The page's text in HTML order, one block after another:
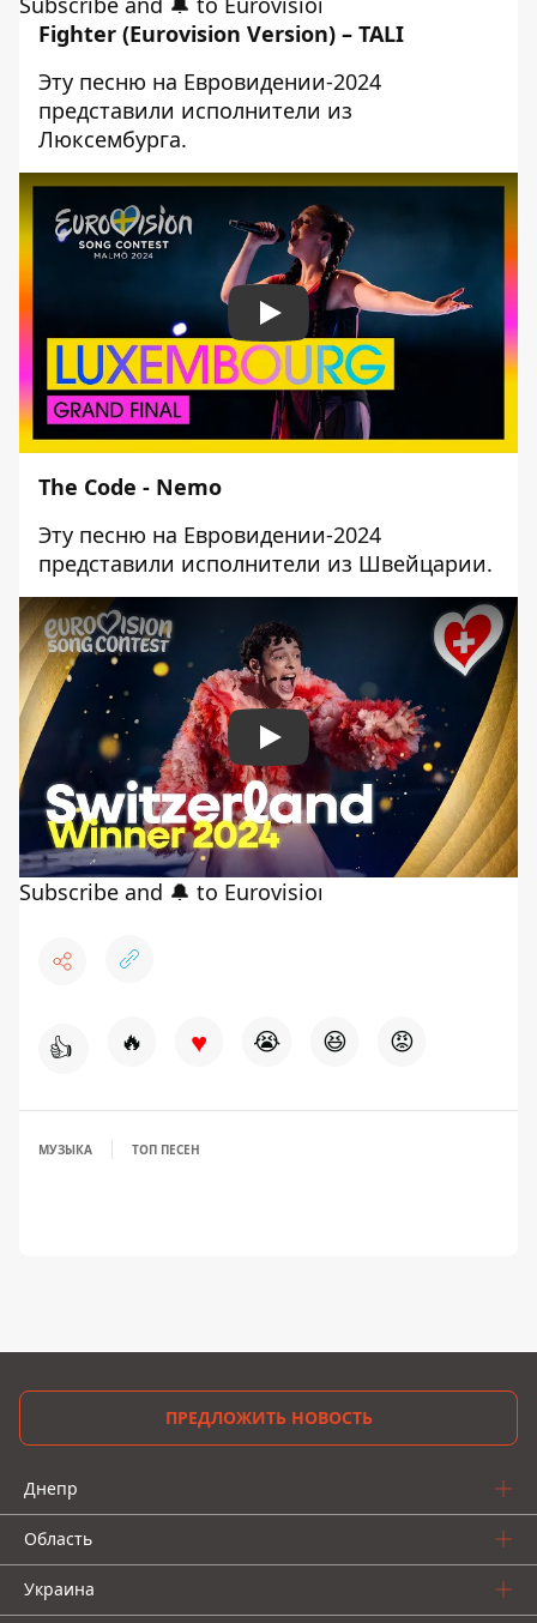
Fighter (Eurovision Version) – TALI
Эту песню на Евровидении-2024
представили исполнители из
Люксембурга.
Play
The Code - Nemo
Эту песню на Евровидении-2024
представили исполнители из Швейцарии.
Play
👍 🔥 ♥ 😭 😆 😡
МУЗЫКА ТОП ПЕСЕН
ПРЕДЛОЖИТЬ НОВОСТЬ
Днепр
Область
Украина